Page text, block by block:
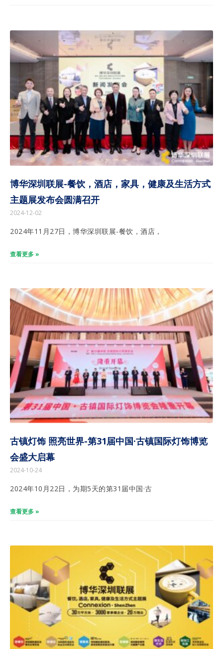
博华深圳联展-餐饮，酒店，家具，健康及生活方式
主题展发布会圆满召开
2024-12-02
2024年11月27日，博华深圳联展-餐饮，酒店，
查看更多 »
古镇灯饰 照亮世界-第31届中国·古镇国际灯饰博览
会盛大启幕
2024-10-24
2024年10月22日，为期5天的第31届中国·古
查看更多 »